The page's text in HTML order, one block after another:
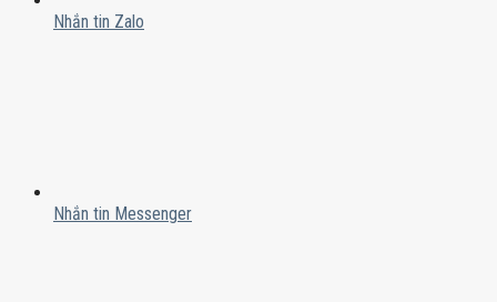
Nhắn tin Zalo
Nhắn tin Messenger